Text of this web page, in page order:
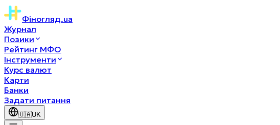
Фіногляд.ua
Журнал
Позики
Рейтинг МФО
Інструменти
Курс валют
Карти
Банки
Задати питання
🇺🇦UK